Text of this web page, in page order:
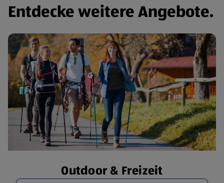
Entdecke weitere Angebote.
Outdoor & Freizeit